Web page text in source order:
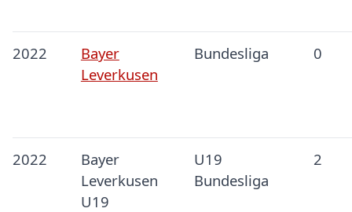
2022
Bayer
Leverkusen
Bundesliga 0
2022
Bayer
Leverkusen
U19
U19
Bundesliga
2